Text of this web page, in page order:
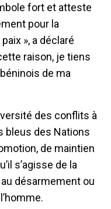
fort et atteste
pour la
», a déclaré
raison, je tiens
de ma
des conflits à
bleus des Nations
de maintien
s’agisse de la
désarmement ou